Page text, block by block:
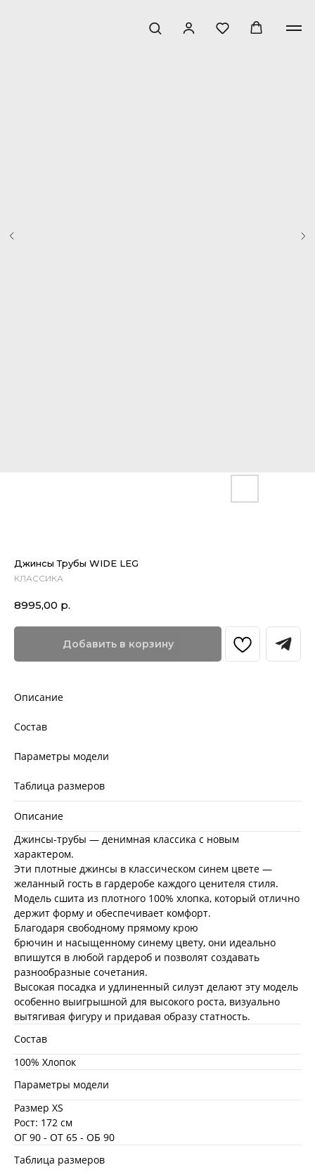
Джинсы Трубы WIDE LEG
КЛАССИКА
8995,00 р.
Добавить в корзину
Описание
Состав
Параметры модели
Таблица размеров
Описание
Джинсы-трубы — денимная классика с новым
характером.
Эти плотные джинсы в классическом синем цвете —
желанный гость в гардеробе каждого ценителя стиля.
Модель сшита из плотного 100% хлопка, который отлично
держит форму и обеспечивает комфорт.
Благодаря свободному прямому крою
брючин и насыщенному синему цвету, они идеально
впишутся в любой гардероб и позволят создавать
разнообразные сочетания.
Высокая посадка и удлиненный силуэт делают эту модель
особенно выигрышной для высокого роста, визуально
вытягивая фигуру и придавая образу статность.
Состав
100% Хлопок
Параметры модели
Размер XS
Рост: 172 см
ОГ 90 - ОТ 65 - ОБ 90
Таблица размеров